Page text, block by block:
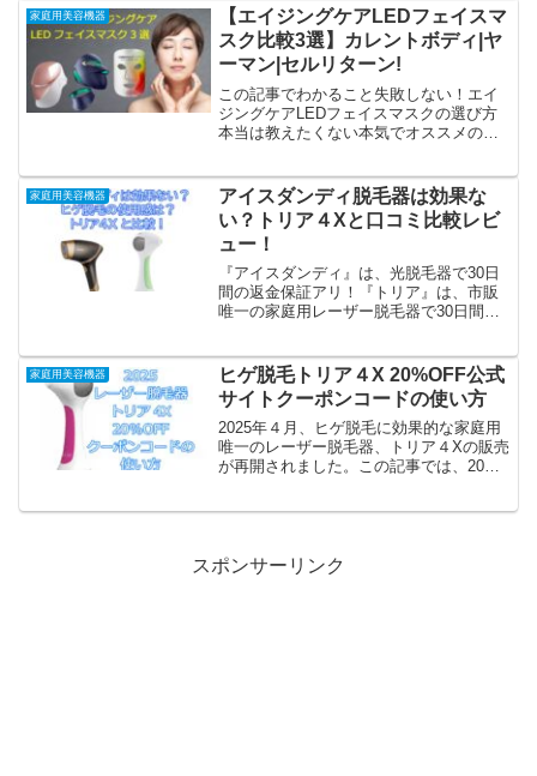
この記事では、ヒゲ脱毛を中心に、トリ
アとケノンの特徴や効...
家庭用美容機器
【エイジングケアLEDフェイスマ
スク比較3選】カレントボディ|ヤ
ーマン|セルリターン!
この記事でわかること失敗しない！エイ
ジングケアLEDフェイスマスクの選び方
本当は教えたくない本気でオススメのエ
ど、クリニックやサロンに行くのはたい
へん」「ニキビ跡や毛穴...
家庭用美容機器
アイスダンディ脱毛器は効果な
い？トリア４Xと口コミ比較レビ
ュー！
『アイスダンディ』は、光脱毛器で30日
間の返金保証アリ！『トリア』は、市販
唯一の家庭用レーザー脱毛器で30日間の
が無いのか？独自アンケート含め口コミ
と評判についてまとめています。
家庭用美容機器
ヒゲ脱毛トリア４X 20%OFF公式
サイトクーポンコードの使い方
2025年４月、ヒゲ脱毛に効果的な家庭用
唯一のレーザー脱毛器、トリア４Xの販売
が再開されました。この記事では、20％
スポンサーリンク